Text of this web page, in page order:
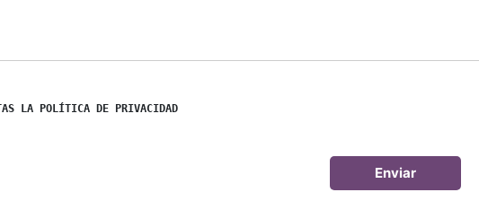
LA POLÍTICA DE PRIVACIDAD